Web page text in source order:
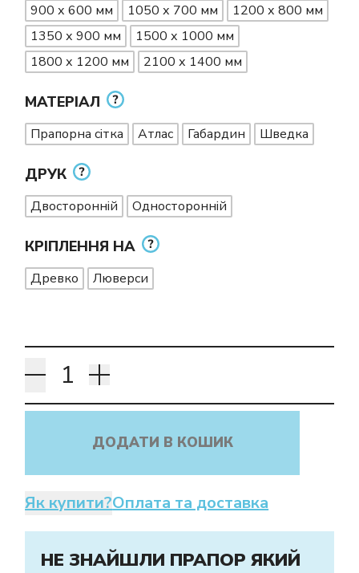
900 х 600 мм 1050 х 700 мм
1200 х 800 мм
1350 х 900 мм
1500 х 1000 мм
1800 х 1200 мм
2100 х 1400 мм
МАТЕРІАЛ
Прапорна сітка Атлас Габардин Шведка
ДРУК
Двосторонній Односторонній
КРІПЛЕННЯ НА
Древко Люверси
ДОДАТИ В КОШИК
Як купити?Оплата та доставка
НЕ ЗНАЙШЛИ ПРАПОР ЯКИЙ